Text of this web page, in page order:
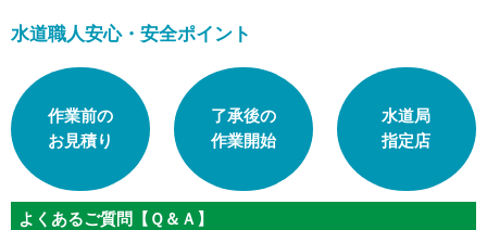
水道職人安心・安全ポイント
作業前の
お見積り
了承後の
作業開始
水道局
指定店
よくあるご質問【Ｑ＆Ａ】